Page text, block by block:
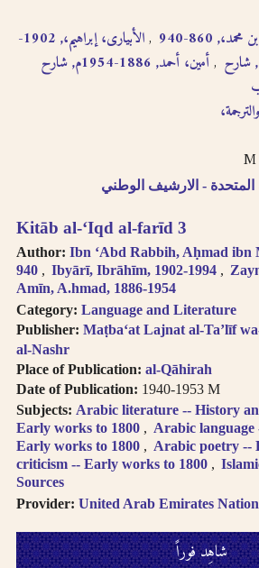
Diacritics on the
last letter of a word
appears as -
iyyah, i.e. search for
Hanafiyah.
Tanwīn al-Fatḥ is
written in
transliteration as -
an, i.e. search for
khassatan.
Tāʼ Marbūṭah is
written as -h for
single nouns and -t
in cases of al-Iḍāfah
(compound nouns).
Kitāb al-ʻIqd al-farīd 3
Author: Ibn ʻAbd Rabbih, Aḥmad ibn
940
Ibyārī, Ibrāhīm, 1902-1994
Amīn, A.hmad, 1886-1954
Category: Language and Literature
Publisher: Maṭbaʻat Lajnat al-Taʼlīf
al-Nashr
Place of Publication: al-Qāhirah
Date of Publication: 1940-1953 M
Subjects: Arabic literature -- History
Early works to 1800
Arabic
Early works to 1800
Arabic poetry --
criticism -- Early works to 1800
Sources
Provider: United Arab Emirates
شاهِد فوراً
860-940
الأبيارى، إبراهيم،, 1902-
شارح
أمين، أحمد, 1886-1954م, شارح
المتحدة - الارشيف الوطني